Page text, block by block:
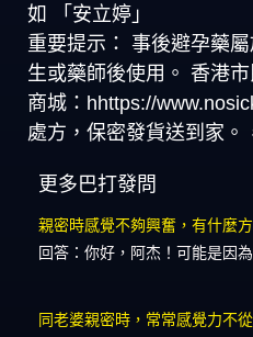
如 「安立婷」
重要提示： 事後避孕藥
生或藥師後使用。 香港
商城：hhttps://
處方，保密發貨送到家。
更多巴打發問
親密時感覺不夠興奮，有什麼
回答：你好，阿杰！可能是因
同老婆親密時，常常感覺力不